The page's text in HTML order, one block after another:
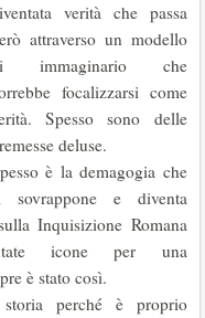
verità che passa
attraverso un modello
immaginario che
focalizzarsi come
Spesso sono delle
deluse.
è la demagogia che
sovrappone e diventa
Inquisizione Romana
icone per una
è stato così.
storia perché è proprio